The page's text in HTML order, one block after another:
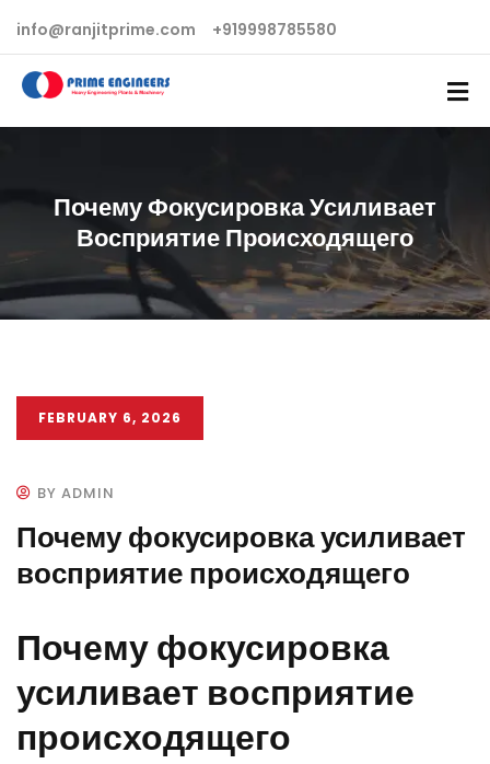
info@ranjitprime.com +919998785580
Почему Фокусировка Усиливает
Восприятие Происходящего
FEBRUARY 6, 2026
BY ADMIN
Почему фокусировка усиливает
восприятие происходящего
Почему фокусировка
усиливает восприятие
происходящего